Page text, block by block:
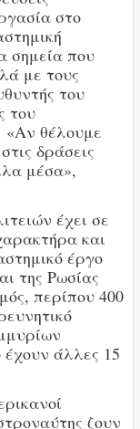
στο
σημεία που
με τους
του
του
«Αν θέλουμε
δράσεις
μέσα»,
έχει σε
και
έργο
της Ρωσίας
περίπου 400
έχουν άλλες 15
ζουν